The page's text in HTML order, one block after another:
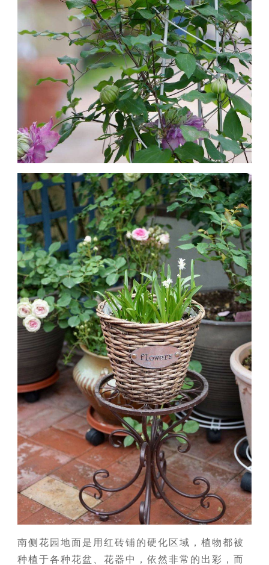
南侧花园地面是用红砖铺的硬化区域，植物都被
种植于各种花盆、花器中，依然非常的出彩，而